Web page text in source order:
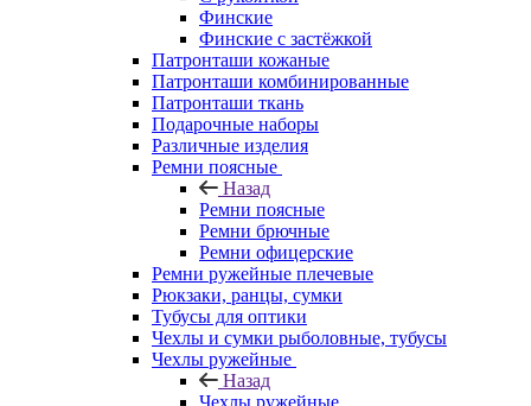
Финские
Финские с застёжкой
Патронташи кожаные
Патронташи комбинированные
Патронташи ткань
Подарочные наборы
Различные изделия
Ремни поясные
Назад
Ремни поясные
Ремни брючные
Ремни офицерские
Ремни ружейные плечевые
Рюкзаки, ранцы, сумки
Тубусы для оптики
Чехлы и сумки рыболовные, тубусы
Чехлы ружейные
Назад
Чехлы ружейные